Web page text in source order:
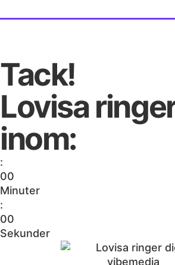
Tack!
Lovisa
inom:
:
00
Minuter
:
00
Sekunder